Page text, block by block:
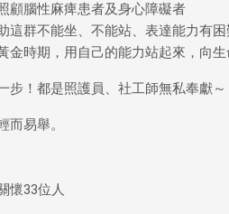
顧腦性麻痺患者及身心障礙者
這群不能坐、不能站、表達能力有
金時期，用自己的能力站起來，向
步！都是照護員、社工師無私奉獻～
而易舉。
懷33位人